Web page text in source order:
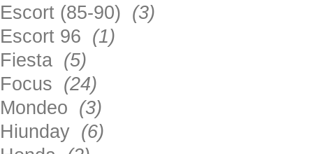
Escort (85-90) (3)
Escort 96 (1)
Fiesta (5)
Focus (24)
Mondeo (3)
Hiunday (6)